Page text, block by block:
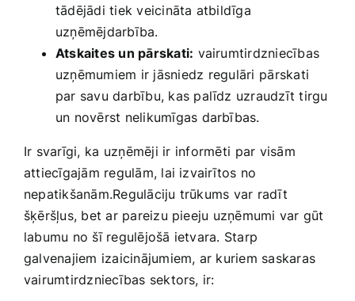
tādējādi tiek veicināta atbildīga
uzņēmējdarbība.
Atskaites un pārskati: vairumtirdzniecības
uzņēmumiem ir jāsniedz⁢ regulāri ⁣pārskati
par savu darbību, kas palīdz uzraudzīt tirgu​
un novērst nelikumīgas darbības.
Ir svarīgi, ka ⁢uzņēmēji ir⁢ informēti⁤ par visām
attiecīgajām regulām, lai izvairītos no
nepatikšanām.Regulāciju trūkums ​var radīt
šķēršļus,‍ bet ar pareizu pieeju uzņēmumi ​var gūt
labumu no šī‌ regulējošā ietvara. Starp
galvenajiem ‍izaicinājumiem, ar kuriem saskaras⁤
vairumtirdzniecības sektors, ir: